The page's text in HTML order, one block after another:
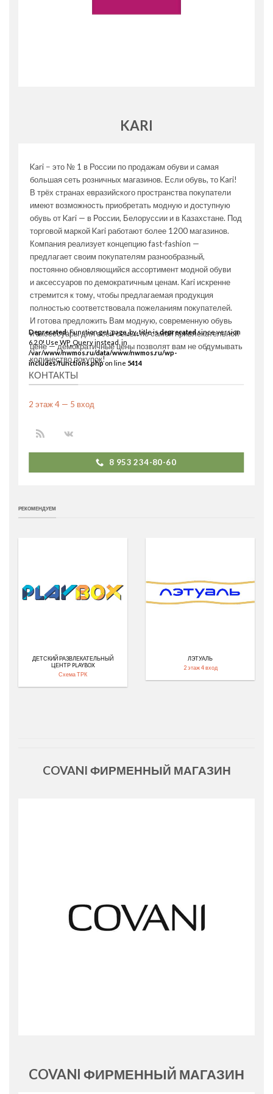
KARI
Kari − это № 1 в России по продажам обуви и самая
большая сеть розничных магазинов. Если обувь, то Kari!
В трёх странах евразийского пространства покупатели
имеют возможность приобретать модную и доступную
обувь от Kari — в России, Белоруссии и в Казахстане. Под
торговой маркой Kari работают более 1200 магазинов.
Компания реализует концепцию fast-fashion —
предлагает своим покупателям разнообразный,
постоянно обновляющийся ассортимент модной обуви
и аксессуаров по демократичным ценам. Kari искренне
стремится к тому, чтобы предлагаемая продукция
полностью соответствовала пожеланиям покупателей.
И готова предложить Вам модную, современную обувь
и аксессуары для всей семьи по самой привлекательной
цене — демократичные цены позволят вам не обдумывать
количество покупок!
Deprecated: Function get_page_by_title isdeprecatedsince version
6.2.0! Use WP_Query instead. in
/var/www/nwmos.ru/data/www/nwmos.ru/wp-
includes/functions.phpon line 5414
КОНТАКТЫ
2 этаж 4 — 5 вход
8 953 234-80-60
РЕКОМЕНДУЕМ
ДЕТСКИЙ РАЗВЛЕКАТЕЛЬНЫЙ
ЦЕНТР PLAYBOX
Схема ТРК
ЛЭТУАЛЬ
2 этаж 4 вход
COVANI ФИРМЕННЫЙ МАГАЗИН
COVANI ФИРМЕННЫЙ МАГАЗИН